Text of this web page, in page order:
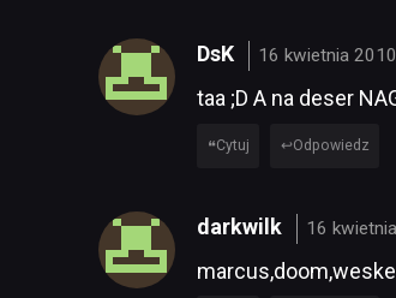
DsK 16 kwietnia
taa ;D A na deser
Cytuj Odpowiedz
darkwilk 16